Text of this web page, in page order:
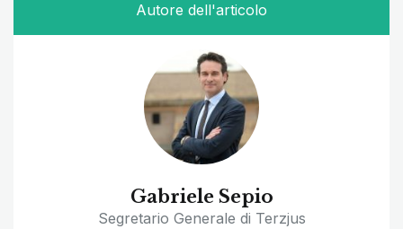
Autore dell'articolo
Gabriele Sepio
Segretario Generale di Terzjus